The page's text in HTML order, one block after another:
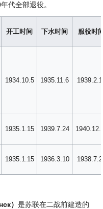
代全部退役。
开工时间 下水时间 服役时
1934.10.5 1935.11.6
1935.1.15 1939.7.24
1935.1.15 1936.3.10
） 是苏联在二战前建造的